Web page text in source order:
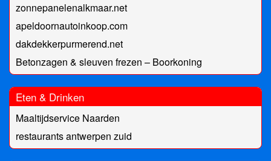
zonnepanelenalkmaar.net
apeldoornautoinkoop.com
dakdekkerpurmerend.net
Betonzagen & sleuven frezen – Boorkoning
Eten & Drinken
Maaltijdservice Naarden
restaurants antwerpen zuid